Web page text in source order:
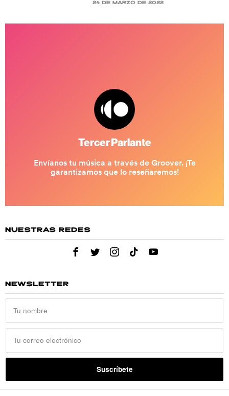
24 de marzo de 2022
NUESTRAS REDES
NEWSLETTER